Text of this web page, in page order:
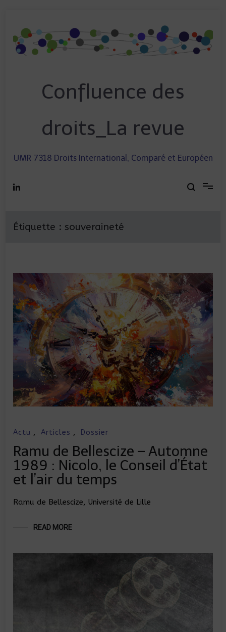
content
Confluence des
droits_La revue
UMR 7318 Droits International, Comparé et Européen
Étiquette : souveraineté
Actu , Articles , Dossier
Ramu de Bellescize – Automne
1989 : Nicolo, le Conseil d’État
et l’air du temps
Ramu de Bellescize, Université de Lille
READ MORE